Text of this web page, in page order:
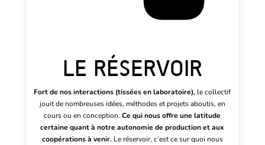
LE RÉSERVOIR
Fort de nos interactions (tissées en laboratoire),le collectif
jouit de nombreuses idées, méthodes et projets aboutis, en
cours ou en conception.Ce qui nous offre une latitude
certaine quant à notre autonomie de production et aux
coopérations à venir.Le réservoir, c’est ce sur quoi nous